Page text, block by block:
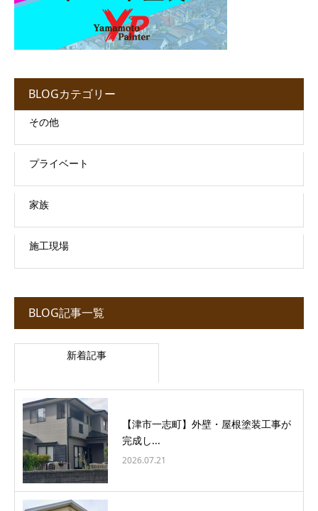
BLOGカテゴリー
その他
プライベート
家族
施工現場
BLOG記事一覧
新着記事
【津市一志町】外壁・屋根塗装工事が
完成し...
2026.07.21